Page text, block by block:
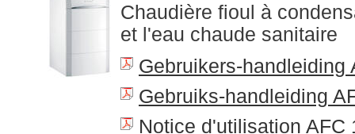
Chaudière fioul à
et l'eau chaude sanitaire
Gebruikers-handleiding
Gebruiks-handleiding
Notice d'utilisation AFC